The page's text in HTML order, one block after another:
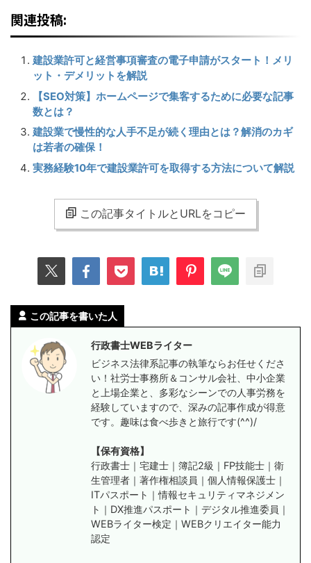
関連投稿:
建設業許可と経営事項審査の電子申請がスタート！メリ
ット・デメリットを解説
【SEO対策】ホームページで集客するために必要な記事
数とは？
建設業で慢性的な人手不足が続く理由とは？解消のカギ
は若者の確保！
実務経験10年で建設業許可を取得する方法について解説
この記事タイトルとURLをコピー
この記事を書いた人
行政書士WEBライター
ビジネス法律系記事の執筆ならお任せくださ
い！社労士事務所＆コンサル会社、中小企業
と上場企業と、多彩なシーンでの人事労務を
経験していますので、深みの記事作成が得意
です。趣味は食べ歩きと旅行です(^^)/
【保有資格】
行政書士｜宅建士｜簿記2級｜FP技能士｜衛
生管理者｜著作権相談員｜個人情報保護士｜
ITパスポート｜情報セキュリティマネジメン
ト｜DX推進パスポート｜デジタル推進委員｜
WEBライター検定｜WEBクリエイター能力
認定